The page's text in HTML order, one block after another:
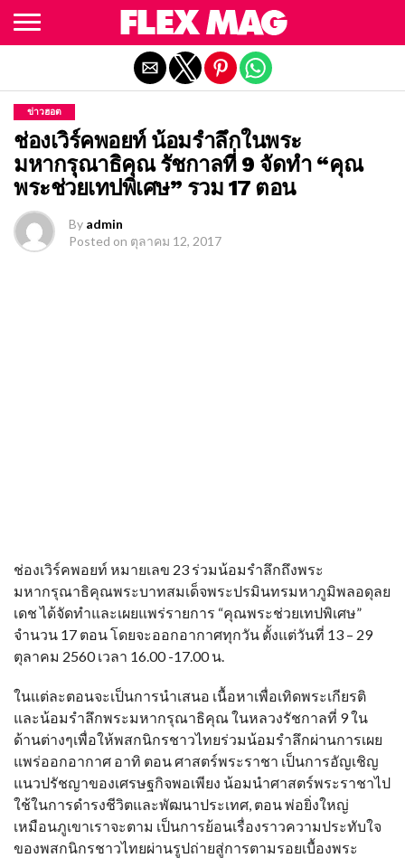
ข่าวฮอต
ช่องเวิร์คพอยท์ น้อมรำลึกในพระ
มหากรุณาธิคุณ รัชกาลที่ 9 จัดทำ “คุณ
พระช่วยเทปพิเศษ” รวม 17 ตอน
By admin
Posted on ตุลาคม 12, 2017
ช่องเวิร์คพอยท์ หมายเลข 23 ร่วมน้อมรำลึกถึงพระ
มหากรุณาธิคุณพระบาทสมเด็จพระปรมินทรมหาภูมิพลอดุลย
เดช ได้จัดทำและเผยแพร่รายการ “คุณพระช่วยเทปพิเศษ”
จำนวน 17 ตอน โดยจะออกอากาศทุกวัน ตั้งแต่วันที่ 13 – 29
ตุลาคม 2560 เวลา 16.00 -17.00 น.
ในแต่ละตอนจะเป็นการนำเสนอ เนื้อหาเพื่อเทิดพระเกียรติ
และน้อมรำลึกพระมหากรุณาธิคุณ ในหลวงรัชกาลที่ 9 ใน
ด้านต่างๆเพื่อให้พสกนิกรชาวไทยร่วมน้อมรำลึกผ่านการเผย
แพร่ออกอากาศ อาทิ ตอน ศาสตร์พระราชา เป็นการอัญเชิญ
แนวปรัชญาของเศรษฐกิจพอเพียง น้อมนำศาสตร์พระราชาไป
ใช้ในการดำรงชีวิตและพัฒนาประเทศ, ตอน พ่อยิ่งใหญ่
เหมือนภูเขาเราจะตาม เป็นการย้อนเรื่องราวความประทับใจ
ของพสกนิกรชาวไทยผ่านรูปถ่ายสู่การตามรอยเบื้องพระ
Exit mobile version